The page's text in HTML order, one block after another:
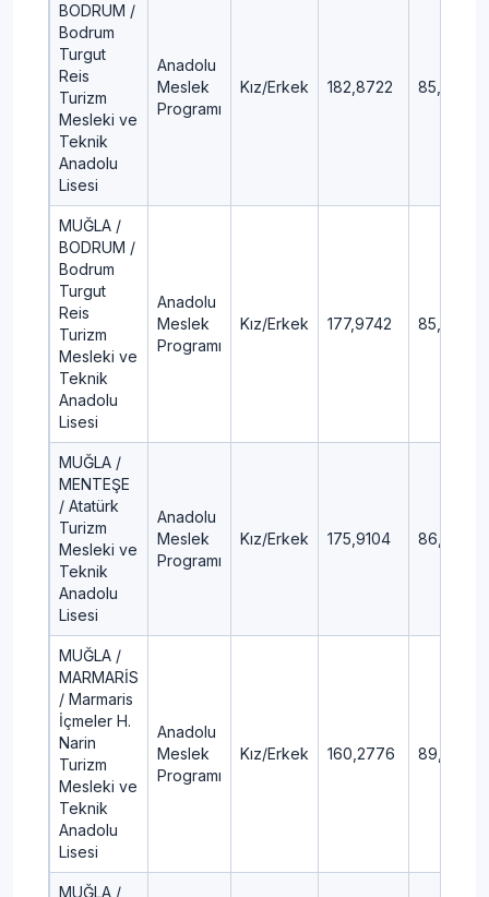
BODRUM /
Bodrum
Turgut
Reis
Turizm
Mesleki ve
Teknik
Anadolu
Lisesi
Anadolu
Meslek
Programı
Kız/Erkek 182,8722 85,04
MUĞLA /
BODRUM /
Bodrum
Turgut
Reis
Turizm
Mesleki ve
Teknik
Anadolu
Lisesi
Anadolu
Meslek
Programı
Kız/Erkek 177,9742 85,92
MUĞLA /
MENTEŞE
/ Atatürk
Turizm
Mesleki ve
Teknik
Anadolu
Lisesi
Anadolu
Meslek
Programı
Kız/Erkek 175,9104 86,29
MUĞLA /
MARMARİS
/ Marmaris
İçmeler H.
Narin
Turizm
Mesleki ve
Teknik
Anadolu
Lisesi
Anadolu
Meslek
Programı
Kız/Erkek 160,2776 89,12
MUĞLA /